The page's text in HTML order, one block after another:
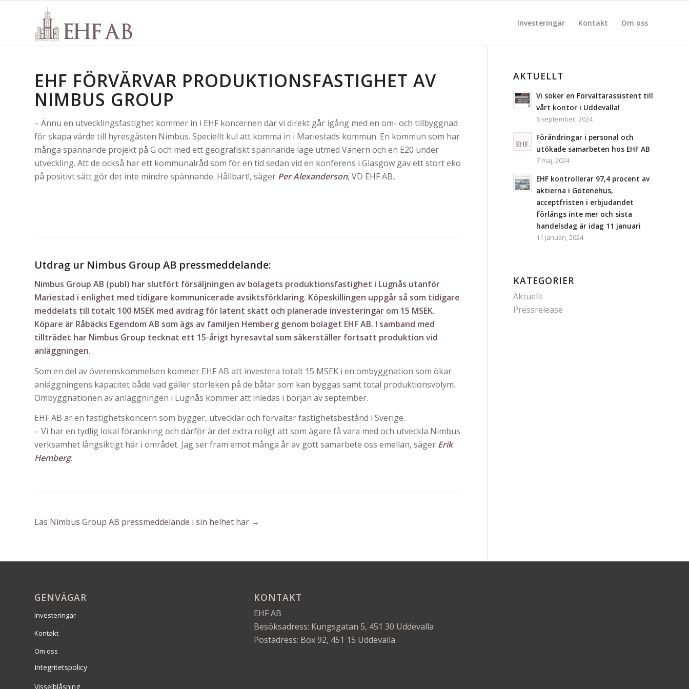
Investeringar Kontakt Om oss
EHF FÖRVÄRVAR PRODUKTIONSFASTIGHET AV
NIMBUS GROUP
– Ännu en utvecklingsfastighet kommer in i EHF koncernen där vi direkt går igång med en om- och tillbyggnad
för skapa värde till hyresgästen Nimbus. Speciellt kul att komma in i Mariestads kommun. En kommun som har
många spännande projekt på G och med ett geografiskt spännande läge utmed Vänern och en E20 under
utveckling. Att de också har ett kommunalråd som för en tid sedan vid en konferens i Glasgow gav ett stort eko
på positivt sätt gör det inte mindre spännande. Hållbart!, säger Per Alexanderson, VD EHF AB.
Utdrag ur Nimbus Group AB pressmeddelande:
Nimbus Group AB (publ) har slutfört försäljningen av bolagets produktionsfastighet i Lugnås utanför
Mariestad i enlighet med tidigare kommunicerade avsiktsförklaring. Köpeskillingen uppgår så som tidigare
meddelats till totalt 100 MSEK med avdrag för latent skatt och planerade investeringar om 15 MSEK.
Köpare är Råbäcks Egendom AB som ägs av familjen Hemberg genom bolaget EHF AB. I samband med
tillträdet har Nimbus Group tecknat ett 15-årigt hyresavtal som säkerställer fortsatt produktion vid
anläggningen.
Som en del av överenskommelsen kommer EHF AB att investera totalt 15 MSEK i en ombyggnation som ökar
anläggningens kapacitet både vad gäller storleken på de båtar som kan byggas samt total produktionsvolym.
Ombyggnationen av anläggningen i Lugnås kommer att inledas i början av september.
EHF AB är en fastighetskoncern som bygger, utvecklar och förvaltar fastighetsbestånd i Sverige.
– Vi har en tydlig lokal förankring och därför är det extra roligt att som ägare få vara med och utveckla Nimbus
verksamhet långsiktigt här i området. Jag ser fram emot många år av gott samarbete oss emellan, säger Erik
Hemberg.
Läs Nimbus Group AB pressmeddelande i sin helhet här →
AKTUELLT
Vi söker en Förvaltarassistent till
vårt kontor i Uddevalla!
6 september, 2024
Förändringar i personal och
utökade samarbeten hos EHF AB
7 maj, 2024
EHF kontrollerar 97,4 procent av
aktierna i Götenehus,
acceptfristen i erbjudandet
förlängs inte mer och sista
handelsdag är idag 11 januari
11 januari, 2024
KATEGORIER
Aktuellt
Pressrelease
GENVÄGAR
Investeringar
Kontakt
Om oss
Integritetspolicy
Visselblåsning
KONTAKT
EHF AB
Besöksadress: Kungsgatan 5, 451 30 Uddevalla
Postadress: Box 92, 451 15 Uddevalla